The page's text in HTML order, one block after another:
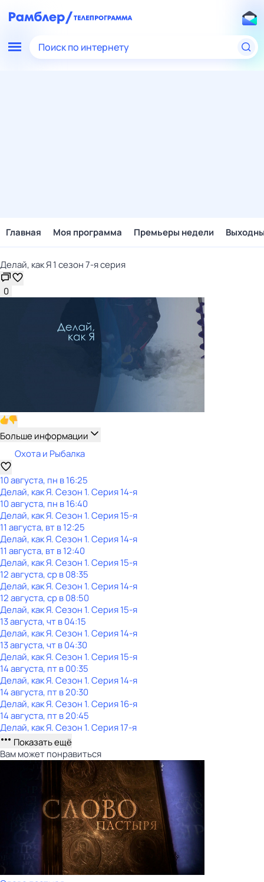
Поиск по интернету
Главная Моя программа Премьеры недели
Делай, как Я 1 сезон 7-я серия
0
Больше информации
Охота и Рыбалка
10 августа, пн в 16:25
Делай, как Я. Сезон 1. Серия 14-я
10 августа, пн в 16:40
Делай, как Я. Сезон 1. Серия 15-я
11 августа, вт в 12:25
Делай, как Я. Сезон 1. Серия 14-я
11 августа, вт в 12:40
Делай, как Я. Сезон 1. Серия 15-я
12 августа, ср в 08:35
Делай, как Я. Сезон 1. Серия 14-я
12 августа, ср в 08:50
Делай, как Я. Сезон 1. Серия 15-я
13 августа, чт в 04:15
Делай, как Я. Сезон 1. Серия 14-я
13 августа, чт в 04:30
Делай, как Я. Сезон 1. Серия 15-я
14 августа, пт в 00:35
Делай, как Я. Сезон 1. Серия 14-я
14 августа, пт в 20:30
Делай, как Я. Сезон 1. Серия 16-я
14 августа, пт в 20:45
Делай, как Я. Сезон 1. Серия 17-я
Показать ещё
Вам может понравиться